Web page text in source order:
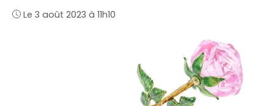
Le 3 août 2023 à 11h10